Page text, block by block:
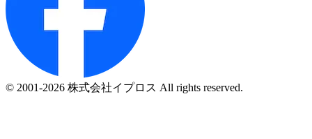
© 2001-2026 株式会社イプロス All rights reserved.